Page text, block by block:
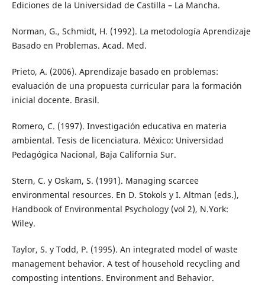
Ediciones de la Universidad de Castilla – La Mancha.
Norman, G., Schmidt, H. (1992). La metodología Aprendizaje
Basado en Problemas. Acad. Med.
Prieto, A. (2006). Aprendizaje basado en problemas:
evaluación de una propuesta curricular para la formación
inicial docente. Brasil.
Romero, C. (1997). Investigación educativa en materia
ambiental. Tesis de licenciatura. México: Universidad
Pedagógica Nacional, Baja California Sur.
Stern, C. y Oskam, S. (1991). Managing scarcee
environmental resources. En D. Stokols y I. Altman (eds.),
Handbook of Environmental Psychology (vol 2), N.York:
Wiley.
Taylor, S. y Todd, P. (1995). An integrated model of waste
management behavior. A test of household recycling and
composting intentions. Environment and Behavior.